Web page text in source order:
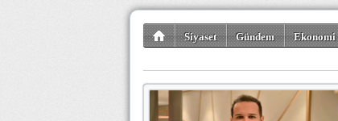
Siyaset Gündem Ekonomi